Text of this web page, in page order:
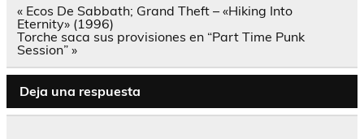
Navegación
de
entradas
« Ecos De Sabbath; Grand Theft – «Hiking Into
Eternity» (1996)
Torche saca sus provisiones en “Part Time Punk
Session” »
Deja una respuesta